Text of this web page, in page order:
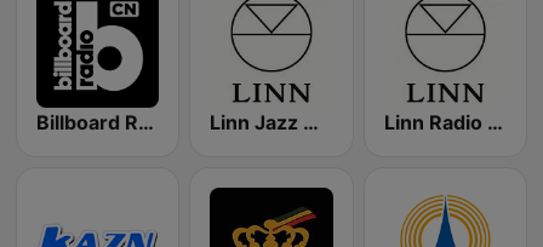
Billboard Radio - Rock Linn Jazz 英國網路音樂台 Linn Radio 英國網路音樂台